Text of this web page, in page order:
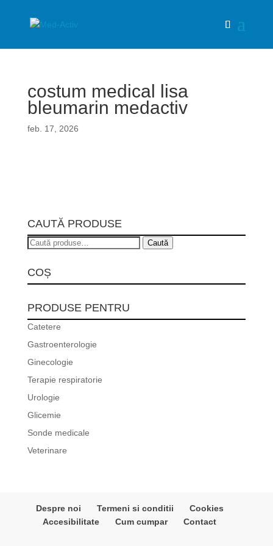
costum medical lisa
bleumarin medactiv
feb. 17, 2026
CAUTĂ PRODUSE
Caută
Caută
COȘ
PRODUSE PENTRU
Catetere
Gastroenterologie
Ginecologie
Terapie respiratorie
Urologie
Glicemie
Sonde medicale
Veterinare
Despre noi Termeni si conditii
Cookies
Accesibilitate
Cum cumpar Contact